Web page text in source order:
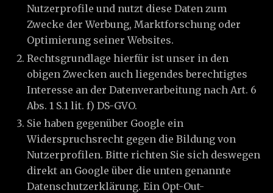
Nutzerprofile und nutzt diese Daten zum
Zwecke der Werbung, Marktforschung oder
Optimierung seiner Websites.
Rechtsgrundlage hierfür ist unser in den
obigen Zwecken auch liegendes berechtigtes
Interesse an der Datenverarbeitung nach Art. 6
Abs. 1 S.1 lit. f) DS-GVO.
Sie haben gegenüber Google ein
Widerspruchsrecht gegen die Bildung von
Nutzerprofilen. Bitte richten Sie sich deswegen
direkt an Google über die unten genannte
Datenschutzerklärung. Ein Opt-Out-